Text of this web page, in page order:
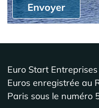
Envoyer
Euro Start
Euros enregistrée au
Paris sous le numéro